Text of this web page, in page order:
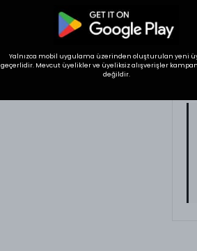
Yalnızca mobil uygulama üzerinden oluşturulan yeni
geçerlidir. Mevcut üyelikler ve üyeliksiz alışverişler
değildir.